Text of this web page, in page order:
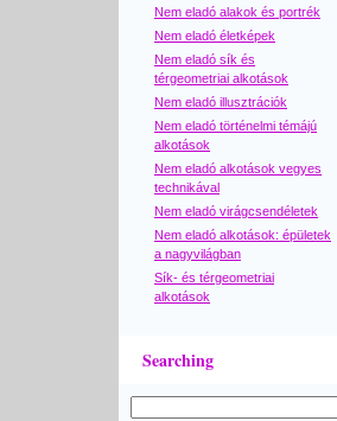
Nem eladó alakok és portrék
Nem eladó életképek
Nem eladó sík és
térgeometriai alkotások
Nem eladó illusztrációk
Nem eladó történelmi témájú
alkotások
Nem eladó alkotások vegyes
technikával
Nem eladó virágcsendéletek
Nem eladó alkotások: épületek
a nagyvilágban
Sík- és térgeometriai
alkotások
Searching